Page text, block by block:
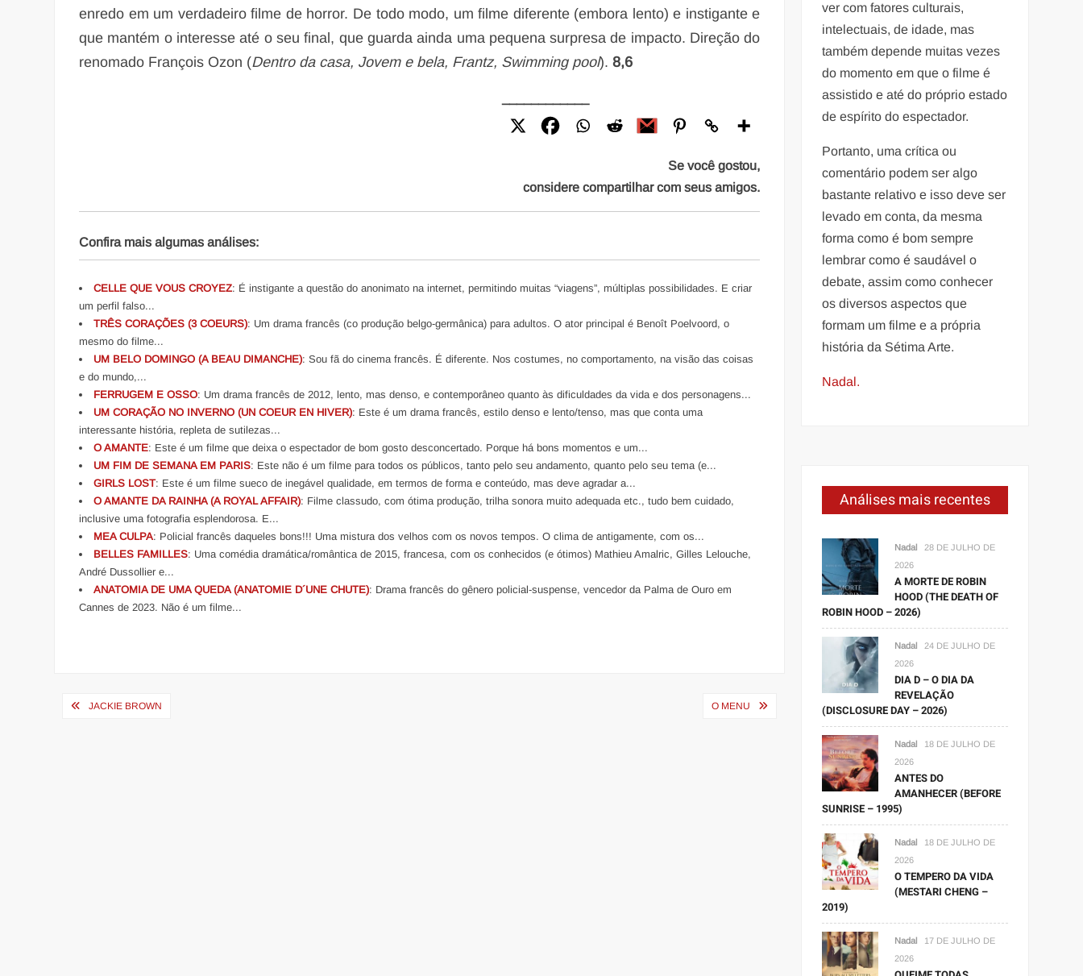
enredo em um verdadeiro filme de horror. De todo modo, um filme diferente (embora lento) e instigante e
que mantém o interesse até o seu final, que guarda ainda uma pequena surpresa de impacto. Direção do
renomado François Ozon (Dentro da casa, Jovem e bela, Frantz, Swimming pool).8,6
Se você gostou,
considere compartilhar com seus amigos.
Confira mais algumas análises:
CELLE QUE VOUS CROYEZ: É instigante a questão do anonimato na internet, permitindo muitas “viagens”, múltiplas possibilidades. E criar
um perfil falso...
TRÊS CORAÇÕES (3 COEURS): Um drama francês (co produção belgo-germânica) para adultos. O ator principal é Benoît Poelvoord, o
mesmo do filme...
UM BELO DOMINGO (A BEAU DIMANCHE): Sou fã do cinema francês. É diferente. Nos costumes, no comportamento, na visão das coisas
e do mundo,...
FERRUGEM E OSSO: Um drama francês de 2012, lento, mas denso, e contemporâneo quanto às dificuldades da vida e dos personagens...
UM CORAÇÃO NO INVERNO (UN COEUR EN HIVER): Este é um drama francês, estilo denso e lento/tenso, mas que conta uma
interessante história, repleta de sutilezas...
O AMANTE: Este é um filme que deixa o espectador de bom gosto desconcertado. Porque há bons momentos e um...
UM FIM DE SEMANA EM PARIS: Este não é um filme para todos os públicos, tanto pelo seu andamento, quanto pelo seu tema (e...
GIRLS LOST: Este é um filme sueco de inegável qualidade, em termos de forma e conteúdo, mas deve agradar a...
O AMANTE DA RAINHA (A ROYAL AFFAIR): Filme classudo, com ótima produção, trilha sonora muito adequada etc., tudo bem cuidado,
inclusive uma fotografia esplendorosa. E...
MEA CULPA: Policial francês daqueles bons!!! Uma mistura dos velhos com os novos tempos. O clima de antigamente, com os...
BELLES FAMILLES: Uma comédia dramática/romântica de 2015, francesa, com os conhecidos (e ótimos) Mathieu Amalric, Gilles Lelouche,
André Dussollier e...
ANATOMIA DE UMA QUEDA (ANATOMIE D´UNE CHUTE): Drama francês do gênero policial-suspense, vencedor da Palma de Ouro em
Cannes de 2023. Não é um filme...
Navegação
JACKIE BROWN O MENU
ver com fatores culturais,
intelectuais, de idade, mas
também depende muitas vezes
do momento em que o filme é
assistido e até do próprio estado
de espírito do espectador.
Portanto, uma crítica ou
comentário podem ser algo
bastante relativo e isso deve ser
levado em conta, da mesma
forma como é bom sempre
lembrar como é saudável o
debate, assim como conhecer
os diversos aspectos que
formam um filme e a própria
história da Sétima Arte.
Nadal.
Análises mais recentes
Nadal
28 DE JULHO DE
2026
A MORTE DE ROBIN
HOOD (THE DEATH OF
ROBIN HOOD – 2026)
Nadal
24 DE JULHO DE
2026
DIA D – O DIA DA
REVELAÇÃO
(DISCLOSURE DAY – 2026)
Nadal
18 DE JULHO DE
2026
ANTES DO
AMANHECER (BEFORE
SUNRISE – 1995)
Nadal
18 DE JULHO DE
2026
O TEMPERO DA VIDA
(MESTARI CHENG –
2019)
Nadal
17 DE JULHO DE
2026